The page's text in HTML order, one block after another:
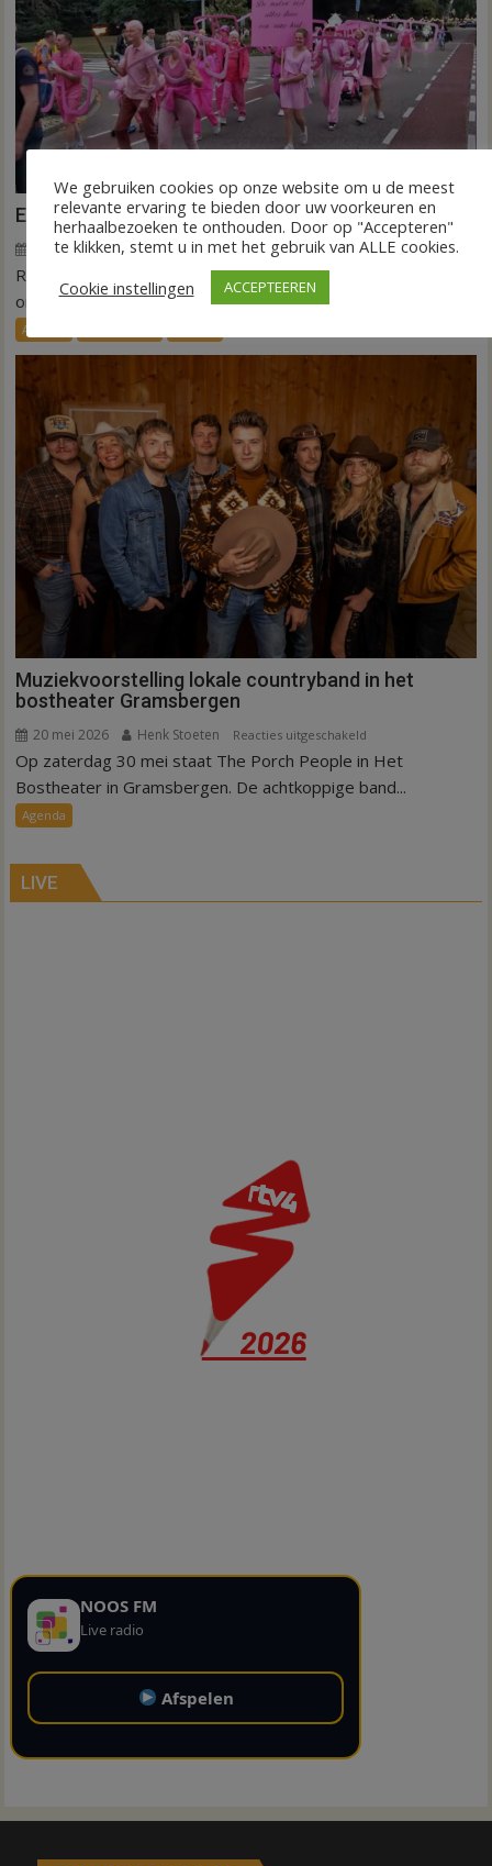
Erop uit in de regio deze zomer
24 juli 2026 Gert-Jan van Veldhuizen Reacties uitgeschakeldvoor
REGIO – De zomer staat weer bol van de activiteiten. In
onze regio worden verschillende feesten,...
Agenda
Muziekvoorstelling lokale countryband in het
bostheater Gramsbergen
20 mei 2026 Henk Stoeten Reacties uitgeschakeld
Muziekvoorstelling
lokale
Gramsbergen
Op zaterdag 30 mei staat The Porch People in Het
Bostheater in Gramsbergen. De achtkoppige band...
Agenda
LIVE
NOOS FM
Live radio
Afspelen
We gebruiken cookies op onze website om u de meest
relevante ervaring te bieden door uw voorkeuren en
herhaalbezoeken te onthouden. Door op "Accepteren"
te klikken, stemt u in met het gebruik van ALLE cookies.
Cookie instellingen
ACCEPTEEREN